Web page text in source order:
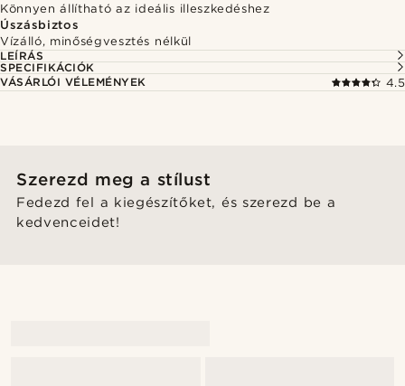
Könnyen állítható az ideális illeszkedéshez
Úszásbiztos
Vízálló, minőségvesztés nélkül
LEÍRÁS
SPECIFIKÁCIÓK
VÁSÁRLÓI VÉLEMÉNYEK
4.5
Szerezd meg a stílust
Fedezd fel a kiegészítőket, és szerezd be a
kedvenceidet!